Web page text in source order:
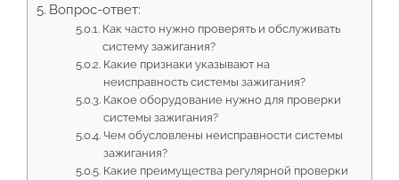
Вопрос-ответ:
Как часто нужно проверять и обслуживать
систему зажигания?
Какие признаки указывают на
неисправность системы зажигания?
Какое оборудование нужно для проверки
системы зажигания?
Чем обусловлены неисправности системы
зажигания?
Какие преимущества регулярной проверки